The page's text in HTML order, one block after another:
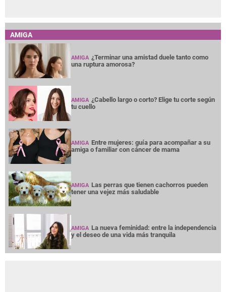
AMIGA
AMIGA ¿Terminar una amistad duele tanto como
una ruptura amorosa?
AMIGA ¿Cabello largo o corto? Elige tu corte según
tu cuello
AMIGA Entre mujeres: guía para acompañar a su
amiga o familiar con cáncer de mama
AMIGA Las perras que tienen cachorros pueden
tener una vejez más saludable
AMIGA La nueva feminidad: entre la independencia
y el deseo de una vida más tranquila